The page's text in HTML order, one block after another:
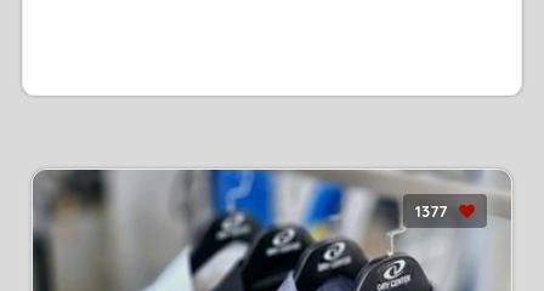
1377